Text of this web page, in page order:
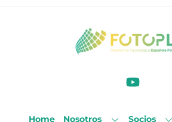
Home Nosotros Socios